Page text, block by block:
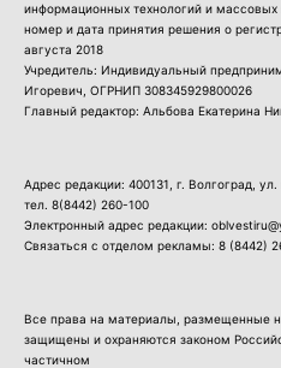
информационных технологий и
номер и дата принятия решения о
августа 2018
Учредитель: Индивидуальный
Игоревич, ОГРНИП 308345929800026
Главный редактор: Альбова Екатерина
Адрес редакции: 400131, г. Волгоград,
тел. 8(8442) 260-100
Электронный адрес редакции:
Связаться с отделом рекламы: 8 (8442)
Все права на материалы, размещенные
защищены и охраняются законом
частичном